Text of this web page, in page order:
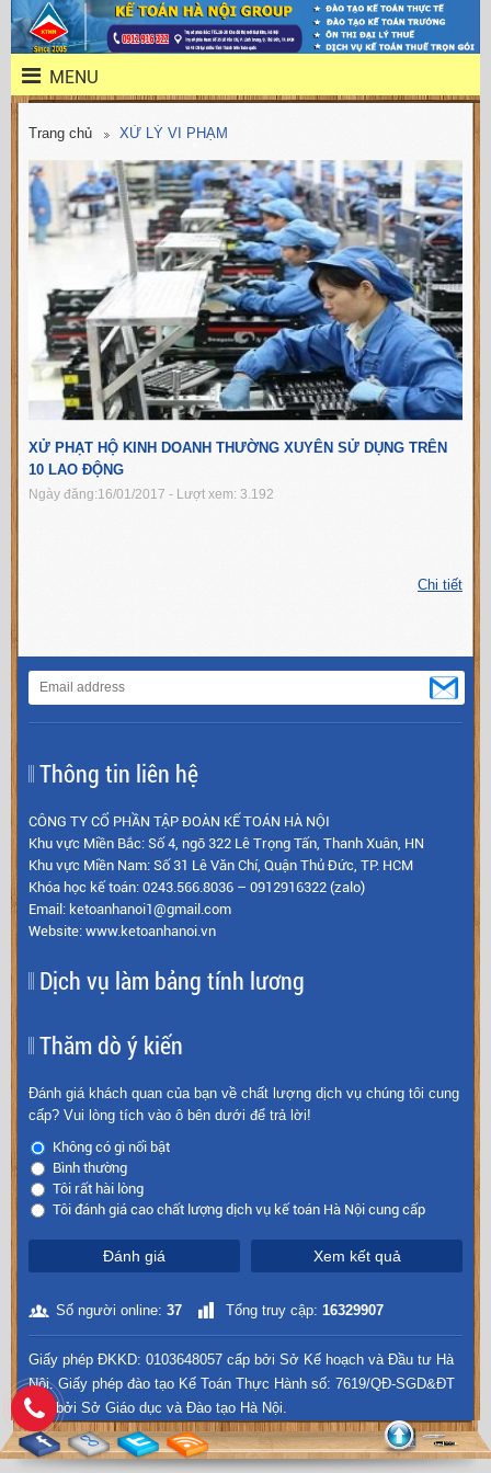
MENU
Trang chủ XỬ LÝ VI PHẠM
XỬ PHẠT HỘ KINH DOANH THƯỜNG XUYÊN SỬ DỤNG TRÊN
10 LAO ĐỘNG
Ngày đăng:16/01/2017 - Lượt xem: 3.192
Chi tiết
Thông tin liên hệ
CÔNG TY CỔ PHẦN TẬP ĐOÀN KẾ TOÁN HÀ NỘI
Khu vực Miền Bắc: Số 4, ngõ 322 Lê Trọng Tấn, Thanh Xuân, HN
Khu vực Miền Nam: Số 31 Lê Văn Chí, Quận Thủ Đức, TP. HCM
Khóa học kế toán: 0243.566.8036 – 0912916322 (zalo)
Email: ketoanhanoi1@gmail.com
Website: www.ketoanhanoi.vn
Dịch vụ làm bảng tính lương
Thăm dò ý kiến
Đánh giá khách quan của bạn về chất lượng dịch vụ chúng tôi cung
cấp? Vui lòng tích vào ô bên dưới để trả lời!
Không có gì nổi bật
Bình thường
Tôi rất hài lòng
Tôi đánh giá cao chất lượng dịch vụ kế toán Hà Nội cung cấp
Đánh giá Xem kết quả
Số người online: 37 Tổng truy cập: 16329907
Giấy phép ĐKKD: 0103648057 cấp bởi Sở Kế hoạch và Đầu tư Hà
Nội. Giấy phép đào tạo Kế Toán Thực Hành số: 7619/QĐ-SGD&ĐT
cấp bởi Sở Giáo dục và Đào tạo Hà Nội.